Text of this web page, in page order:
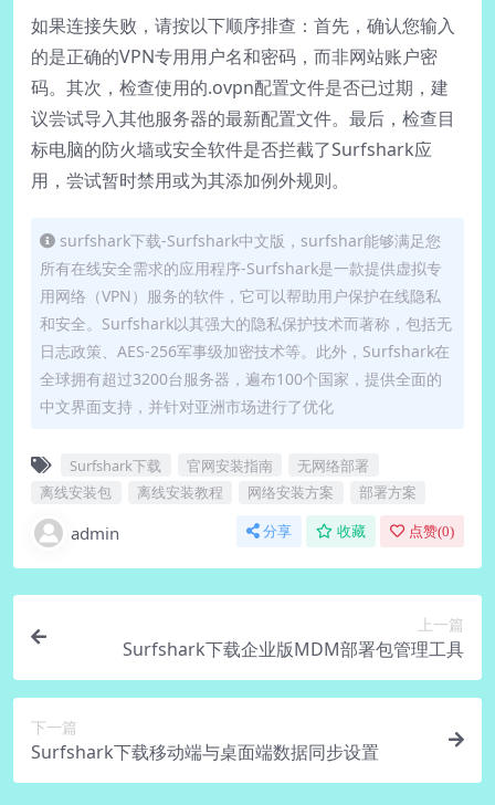
如果连接失败，请按以下顺序排查：首先，确认您输入
的是正确的VPN专用用户名和密码，而非网站账户密
码。其次，检查使用的.ovpn配置文件是否已过期，建
议尝试导入其他服务器的最新配置文件。最后，检查目
标电脑的防火墙或安全软件是否拦截了Surfshark应
用，尝试暂时禁用或为其添加例外规则。
surfshark下载-Surfshark中文版，surfshar能够满足您
所有在线安全需求的应用程序-Surfshark是一款提供虚拟专
用网络（VPN）服务的软件，它可以帮助用户保护在线隐私
和安全。Surfshark以其强大的隐私保护技术而著称，包括无
日志政策、AES-256军事级加密技术等。此外，Surfshark在
全球拥有超过3200台服务器，遍布100个国家，提供全面的
中文界面支持，并针对亚洲市场进行了优化
Surfshark下载 官网安装指南
无网络部署
离线安装包
离线安装教程 网络安装方案 部署方案
admin 分享 收藏 点赞(0)
上一篇
Surfshark下载企业版MDM部署包管理工具
下一篇
Surfshark下载移动端与桌面端数据同步设置